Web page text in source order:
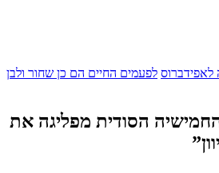
לפעמים החיים הם כן שחור ולבן
הסודית מפליגה את
”